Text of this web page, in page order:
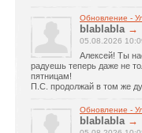
Обновление -
blablabla →
05.08.2026
Алексей! Ты
радуешь теперь даже не
пятницам!
П.С. продолжай в том же
Обновление -
blablabla →